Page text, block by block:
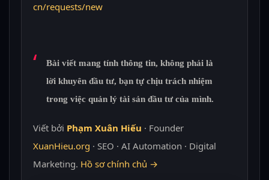
cn/requests/new
Bài viết mang tính thông tin, không phải là
lời khuyên đầu tư, bạn tự chịu trách nhiệm
trong việc quản lý tài sản đầu tư của mình.
Viết bởi Phạm Xuân Hiếu · Founder
XuanHieu.org · SEO · AI Automation · Digital
Marketing. Hồ sơ chính chủ →